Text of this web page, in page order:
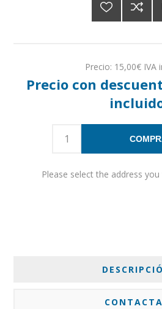
Precio: 15,00€ IVA
Precio con
Please select the address